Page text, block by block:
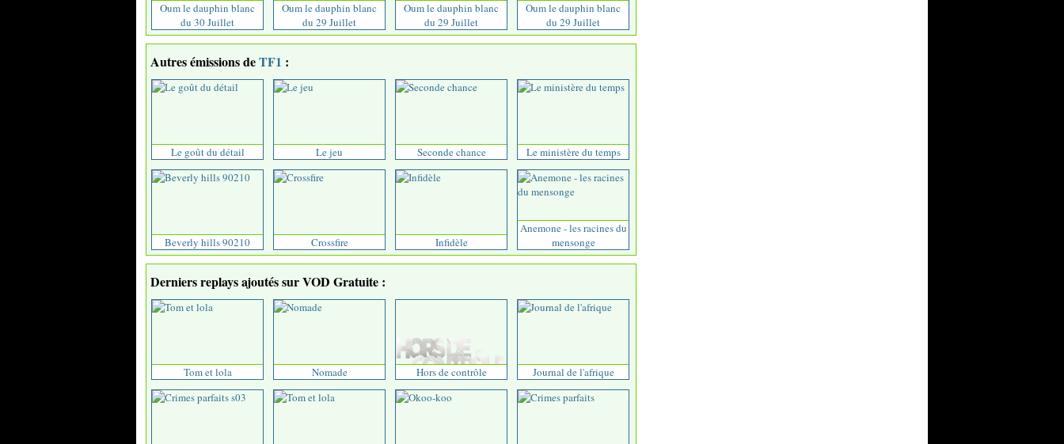
Oum le dauphin blanc
du 30 Juillet
Oum le dauphin blanc
du 29 Juillet
Oum le dauphin blanc
du 29 Juillet
Oum le dauphin blanc
du 29 Juillet
Autres émissions deTF1 :
Le goût du détail Le jeu Seconde chance Le ministère du temps
Beverly hills 90210 Crossfire Infidèle
Anemone - les racines du
mensonge
Derniers replays ajoutés sur VOD Gratuite :
Tom et lola Nomade Hors de contrôle Journal de l'afrique